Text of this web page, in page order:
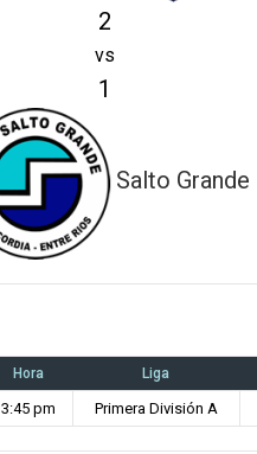
2
vs
1
Salto Grande
Hora Liga
3:45 pm Primera División A